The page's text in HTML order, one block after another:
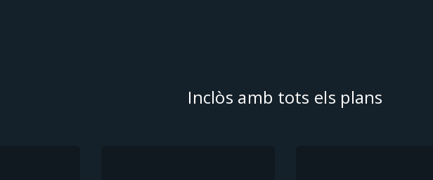
Inclòs amb tots els plans